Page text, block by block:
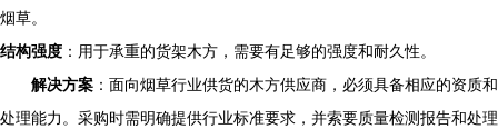
烟草。
结构强度 ：用于承重的货架木方，需要有足够的强度和耐久性。
解决方案 ：面向烟草行业供货的木方供应商，必须具备相应的资质和
处理能力。采购时需明确提供行业标准要求，并索要质量检测报告和处理